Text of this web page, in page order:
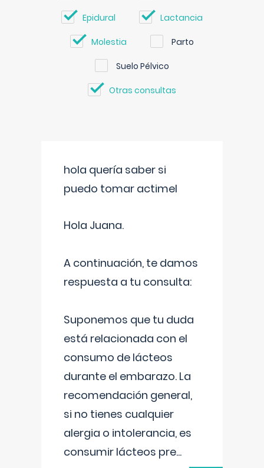
Epidural Lactancia
Molestia Parto
Suelo Pélvico
Otras consultas
hola quería saber si
puedo tomar actimel
Hola Juana.
A continuación, te damos
respuesta a tu consulta:
Suponemos que tu duda
está relacionada con el
consumo de lácteos
durante el embarazo. La
recomendación general,
si no tienes cualquier
alergia o intolerancia, es
consumir lácteos pre...